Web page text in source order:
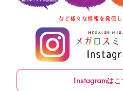
Instagramは